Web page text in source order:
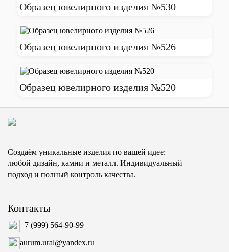
Образец ювелирного изделия №530
Образец ювелирного изделия №526
Образец ювелирного изделия №520
Создаём уникальные изделия по вашей идее:
любой дизайн, камни и металл. Индивидуальный
подход и полный контроль качества.
Контакты
+7 (999) 564-90-99
aurum.ural@yandex.ru